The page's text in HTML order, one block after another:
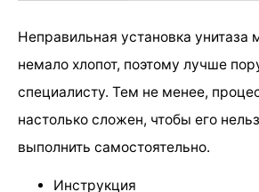
Неправильная установка унитаза
немало хлопот, поэтому лучше
специалисту. Тем не менее,
настолько сложен, чтобы его
выполнить самостоятельно.
Инструкция